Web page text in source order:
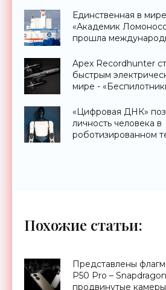
Единственная в
«Академик
прошла
Apex Recordhunter
быстрым
мире -
«Цифровая ДНК»
личность человека в
роботизированном
Похожие статьи:
Представлены
P50 Pro –
продвинутые